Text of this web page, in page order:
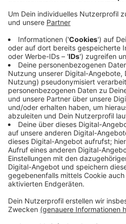
Das waren nochmal rund vier
davor. Sie wurden wegen
Atemwegserkrankungen
gab es allerdings bei den
Kehlkopf, Luftröhre und
Jahren hat die Zahl der durchs
Lungenerkrankungen in
weit zugenommen.
Anzeige